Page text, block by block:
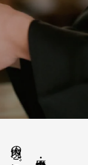
境内のご案内